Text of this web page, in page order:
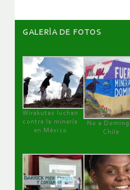
GALERÌA DE FOTOS
Wirakutas luchan
contra la minería
en México
No a
Chile